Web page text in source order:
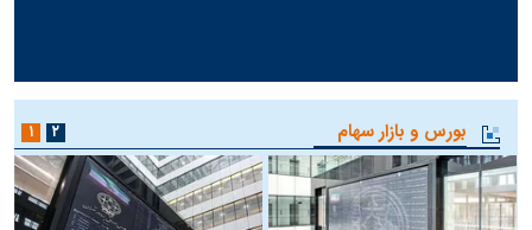
بورس و بازار سهام ۱ ۲